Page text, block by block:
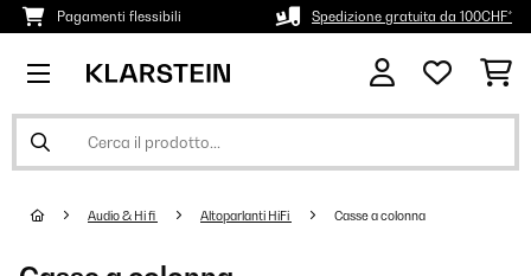
Pagamenti flessibili Spedizione gratuita da 100CHF*
Audio & Hi fi Altoparlanti HiFi Casse a colonna